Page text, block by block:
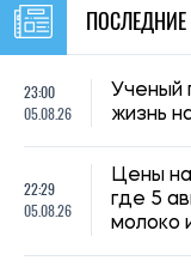
23:00
05.08.26
Ученый
жизнь
22:29
05.08.26
Цены
где 5
молоко